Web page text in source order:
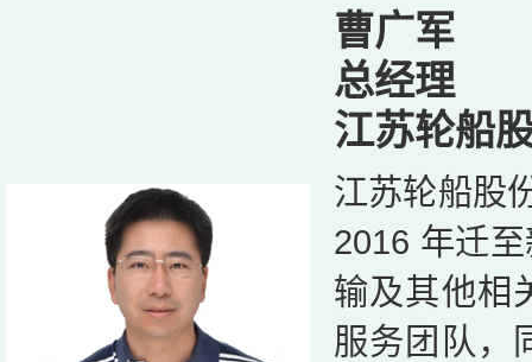
曹广军
总经理
江苏轮船
江苏轮船股
2016 年迁
输及其他相
服务团队，